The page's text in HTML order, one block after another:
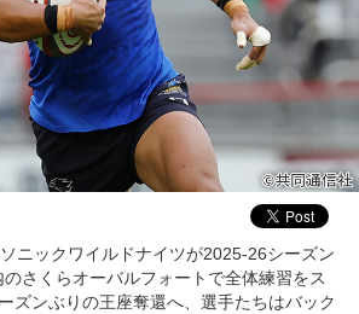
ニックワイルドナイツが2025-26シーズン
さくらオーバルフォートで全体練習をス
ズンぶりの王座奪還へ、選手たちはバック